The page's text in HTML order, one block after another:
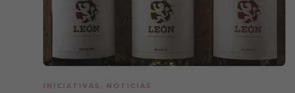
INICIATIVAS , NOTICIAS